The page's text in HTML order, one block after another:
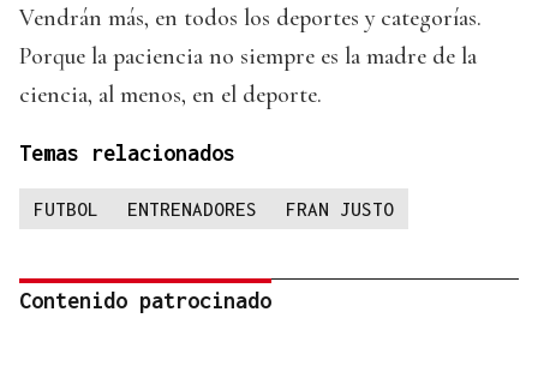
Vendrán más, en todos los deportes y categorías.
Porque la paciencia no siempre es la madre de la
ciencia, al menos, en el deporte.
Temas relacionados
FUTBOL ENTRENADORES FRAN JUSTO
Contenido patrocinado